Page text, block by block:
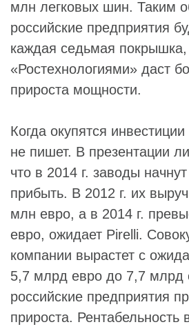
млн легковых шин. Таким
российские предприятия
каждая седьмая
«Ростехнологиями» даст
прироста мощности.
Когда окупятся
не пишет. В презентации
что в 2014 г. заводы
прибыть. В 2012 г. их
млн евро, а в 2014 г.
евро, ожидает Pirelli.
компании вырастет с
5,7 млрд евро до 7,7 млрд
российские предприятия
прироста. Рентабельность